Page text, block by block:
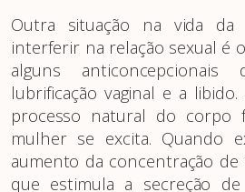
Outra situação na vida
interferir na relação sexual é
alguns
lubrificação vaginal e a
processo natural do corpo
mulher se excita. Quando
aumento da concentração de
que estimula a secreção